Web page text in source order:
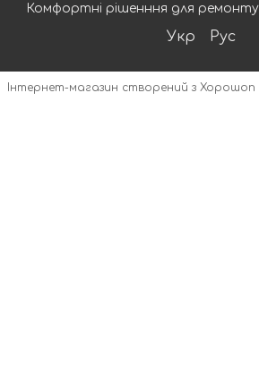
Комфортні рішенння для
Укр Рус
Інтернет-магазин створений з Хорошоп